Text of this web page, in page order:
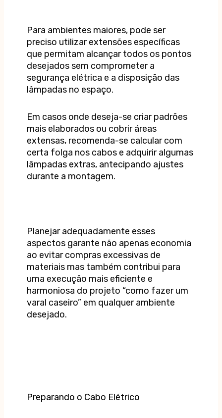
Para ambientes maiores, pode ser
preciso utilizar extensões específicas
que permitam alcançar todos os pontos
desejados sem comprometer a
segurança elétrica e a disposição das
lâmpadas no espaço.
Em casos onde deseja-se criar padrões
mais elaborados ou cobrir áreas
extensas, recomenda-se calcular com
certa folga nos cabos e adquirir algumas
lâmpadas extras, antecipando ajustes
durante a montagem.
Planejar adequadamente esses
aspectos garante não apenas economia
ao evitar compras excessivas de
materiais mas também contribui para
uma execução mais eficiente e
harmoniosa do projeto “como fazer um
varal caseiro” em qualquer ambiente
desejado.
Preparando o Cabo Elétrico